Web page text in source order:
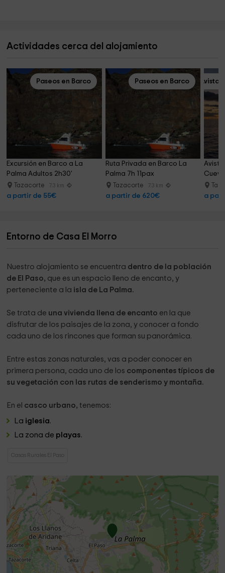
Actividades cerca del alojamiento
Paseos en Barco
Excursión en Barco a La
Palma Adultos 2h30'
Tazacorte 7.3 km
a partir de 55€
Paseos en Barco
Ruta Privada en Barco La
Palma 7h 11pax
Tazacorte 7.3 km
a partir de 620€ a
Entorno de Casa El Morro
Nuestro alojamiento se encuentra dentro de la población
de El Paso, que es un espacio lleno de encanto, y
perteneciente a la isla de La Palma.
Se trata de una vivienda llena de encanto en la que
disfrutar de los paisajes de la zona, y conocer a fondo
cada uno de los rincones que forman su panorámica.
Entre estas zonas naturales, vas a poder conocer en
primera persona, cada uno de los componentes típicos de
su vegetación con las rutas de senderismo y montaña.
En el casco urbano, tenemos:
La iglesia.
La zona de playas.
Casas Rurales El Paso